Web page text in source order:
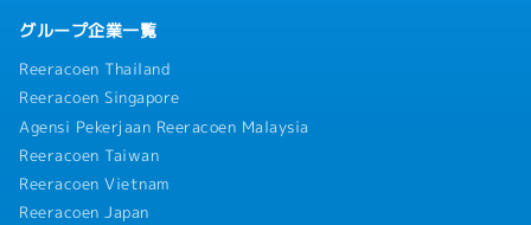
グループ企業一覧
Reeracoen Thailand
Reeracoen Singapore
Agensi Pekerjaan Reeracoen Malaysia
Reeracoen Taiwan
Reeracoen Vietnam
Reeracoen Japan